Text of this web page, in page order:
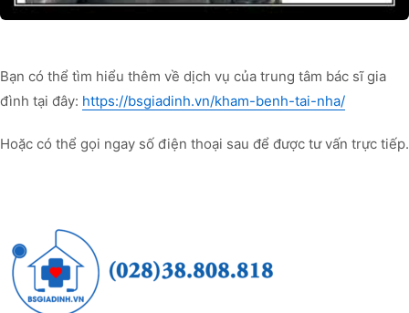
Bạn có thể tìm hiểu thêm về dịch vụ của trung tâm bác sĩ gia
đình tại đây: https://bsgiadinh.vn/kham-benh-tai-nha/
Hoặc có thể gọi ngay số điện thoại sau để được tư vấn trực tiếp.